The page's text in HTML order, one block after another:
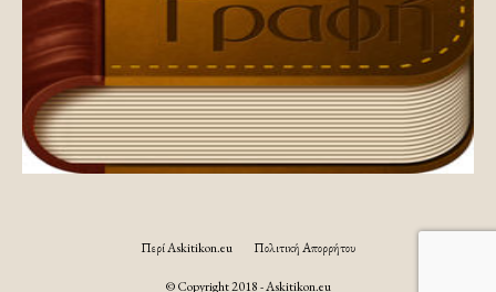
Περί Askitikon.eu Πολιτική Απορρήτου
© Copyright 2018 - Askitikon.eu